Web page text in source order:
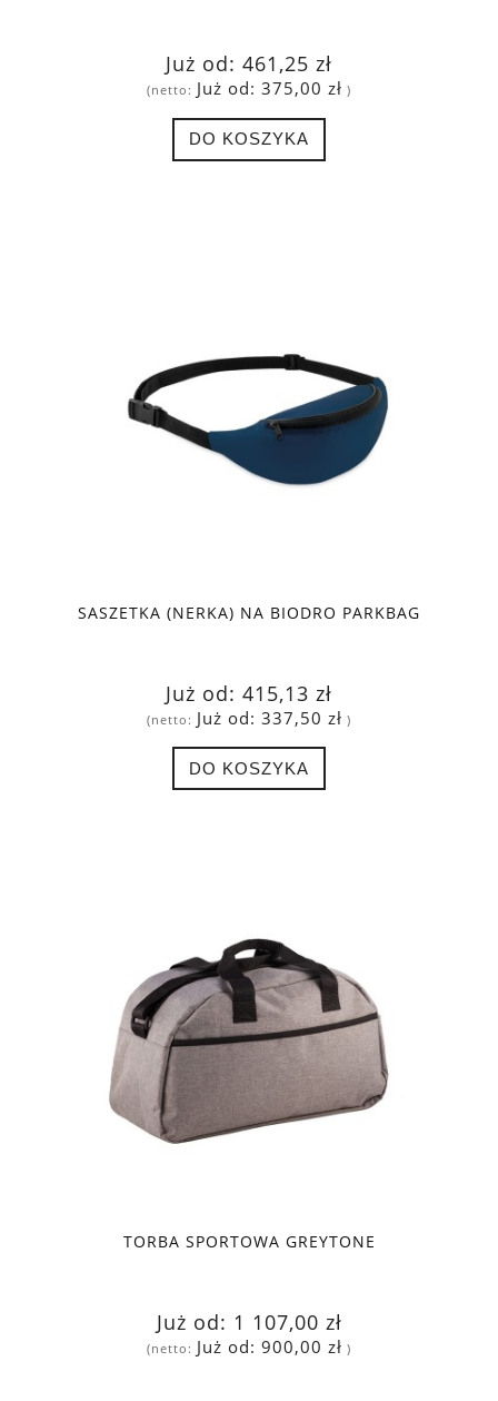
Już od: 461,25 zł
(netto: Już od: 375,00 zł )
DO KOSZYKA
SASZETKA (NERKA) NA BIODRO PARKBAG
Już od: 415,13 zł
(netto: Już od: 337,50 zł )
DO KOSZYKA
TORBA SPORTOWA GREYTONE
Już od: 1 107,00 zł
(netto: Już od: 900,00 zł )